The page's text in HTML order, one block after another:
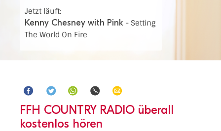
Jetzt läuft:
Kenny Chesney with Pink - Setting
The World On Fire
FFH COUNTRY RADIO überall
kostenlos hören